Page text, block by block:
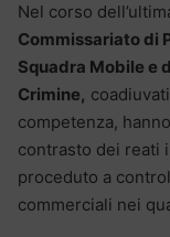
Nel corso
Commissariato di
Squadra Mobile e
Crimine,
competenza,
contrasto dei reati
proceduto a
commerciali nei